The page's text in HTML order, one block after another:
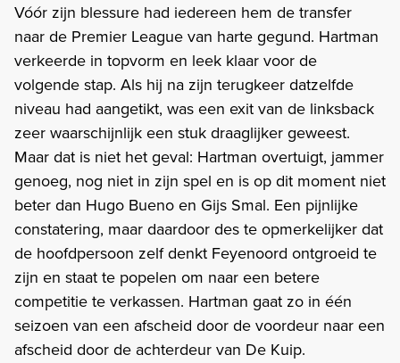
Vóór zijn blessure had iedereen hem de transfer
naar de Premier League van harte gegund. Hartman
verkeerde in topvorm en leek klaar voor de
volgende stap. Als hij na zijn terugkeer datzelfde
niveau had aangetikt, was een exit van de linksback
zeer waarschijnlijk een stuk draaglijker geweest.
Maar dat is niet het geval: Hartman overtuigt, jammer
genoeg, nog niet in zijn spel en is op dit moment niet
beter dan Hugo Bueno en Gijs Smal. Een pijnlijke
constatering, maar daardoor des te opmerkelijker dat
de hoofdpersoon zelf denkt Feyenoord ontgroeid te
zijn en staat te popelen om naar een betere
competitie te verkassen. Hartman gaat zo in één
seizoen van een afscheid door de voordeur naar een
afscheid door de achterdeur van De Kuip.